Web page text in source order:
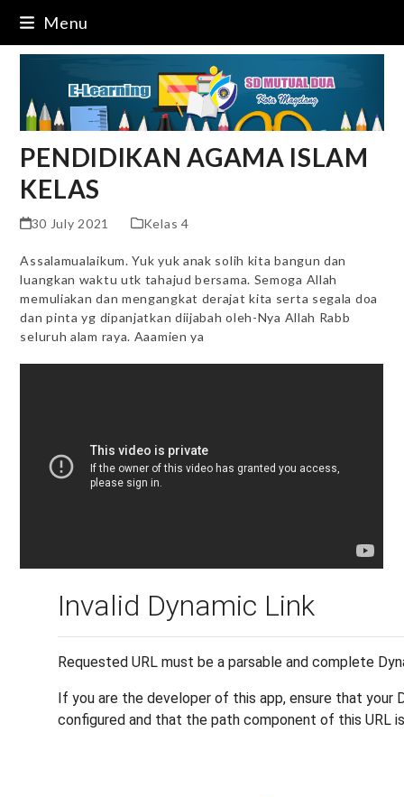
content
Menu
PENDIDIKAN AGAMA ISLAM
KELAS
30 July 2021 Kelas 4
Assalamualaikum. Yuk yuk anak solih kita bangun dan
luangkan waktu utk tahajud bersama. Semoga Allah
memuliakan dan mengangkat derajat kita serta segala doa
dan pinta yg dipanjatkan diijabah oleh-Nya Allah Rabb
seluruh alam raya. Aaamien ya